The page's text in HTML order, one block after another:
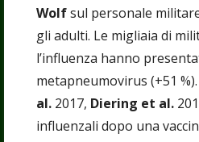
Wolfsul personale
gli adulti. Le migliaia di
l’influenza hanno
metapneumovirus (+51
al. 2017, Diering et al.
influenzali dopo una